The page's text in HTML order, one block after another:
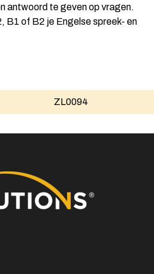
antwoord te geven op vragen.
B1 of B2 je Engelse spreek- en
ZL0094